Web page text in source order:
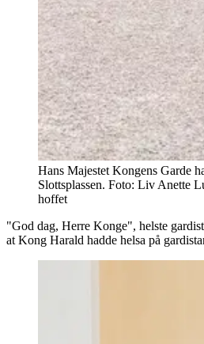
Hans Majestet Kongens Garde
Slottsplassen. Foto: Liv Anette
hoffet
"God dag, Herre Konge", helste
at Kong Harald hadde helsa på